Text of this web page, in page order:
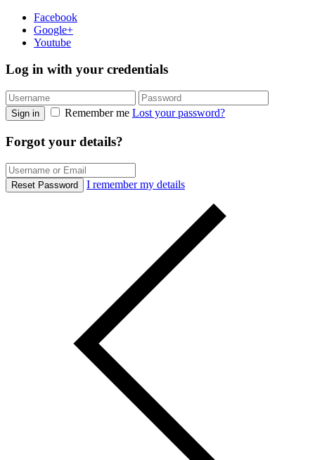
Facebook
Google+
Youtube
Log in with your credentials
Sign in Remember me Lost your password?
Forgot your details?
Reset Password I remember my details